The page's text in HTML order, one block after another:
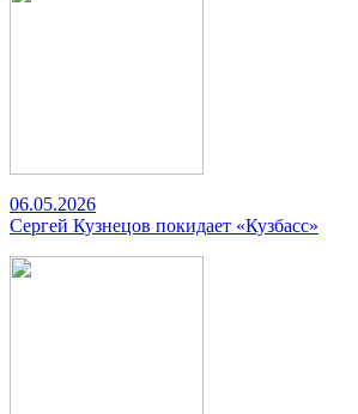
06.05.2026
Сергей Кузнецов покидает «Кузбасс»